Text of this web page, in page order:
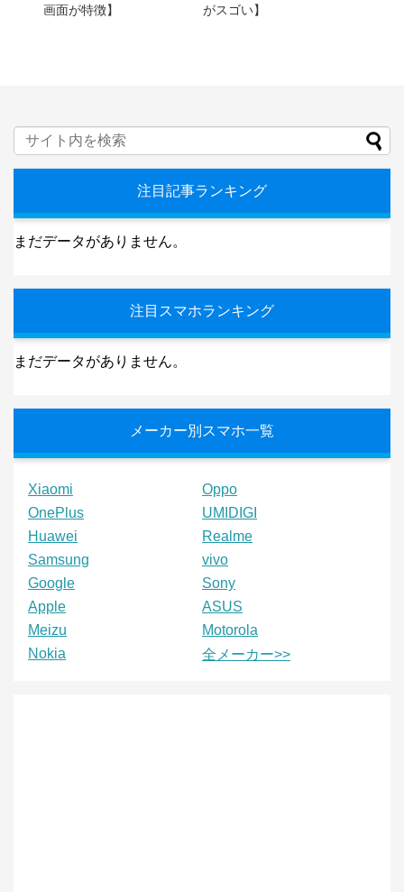
画面が特徴】
がスゴい】
注目記事ランキング
まだデータがありません。
注目スマホランキング
まだデータがありません。
メーカー別スマホ一覧
Xiaomi
Oppo
OnePlus
UMIDIGI
Huawei
Realme
Samsung
vivo
Google
Sony
Apple
ASUS
Meizu
Motorola
Nokia
全メーカー>>